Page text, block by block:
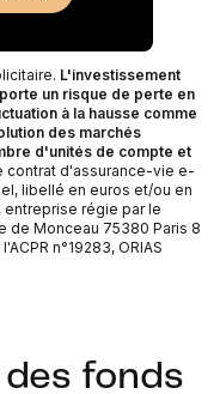
L'investissement
un risque de perte en
à la hausse comme
des marchés
d'unités de compte et
contrat d'assurance-vie e-
libellé en euros et/ou en
entreprise régie par le
de Monceau 75380 Paris 8
n°19283, ORIAS
fonds